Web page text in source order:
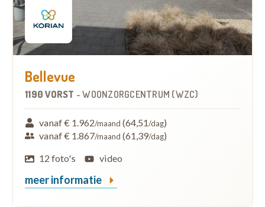
Bellevue
1190 VORST -WOONZORGCENTRUM (WZC)
vanaf € 1.962/maand (64,51/dag)
vanaf € 1.867/maand (61,39/dag)
12 foto's
video
meer informatie